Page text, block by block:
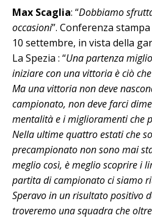
Max Scaglia: “Dobbiamo
occasioni”. Conferenza
10 settembre, in vista della
La Spezia : “Una partenza
iniziare con una vittoria è ciò
Ma una vittoria non deve
campionato, non deve farci
mentalità e i miglioramenti che
Nella ultime quattro estati che
precampionato non sono mai
meglio così, è meglio scoprire i
partita di campionato ci siamo
Speravo in un risultato positivo
troveremo una squadra che